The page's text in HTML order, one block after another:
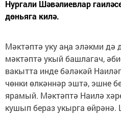
Нургали Шәвәлиевлар
дөньяга килә.
Мәктәптә уку аңа эләкми дә
мәктәптә укый башлагач,
вакытта инде бәләкәй
чөнки өлкәннәр эштә, эшне
ярамый. Мәктәптә Наилә
кушып бераз укырга